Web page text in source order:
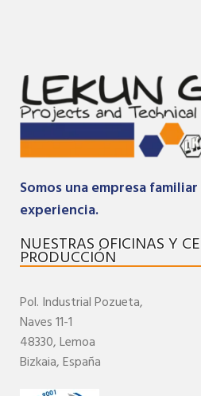
Somos una empresa
experiencia.
NUESTRAS OFICINAS Y
PRODUCCIÓN
Pol. IndustrialPozueta,
Naves 11-1
48330,Lemoa
Bizkaia,España